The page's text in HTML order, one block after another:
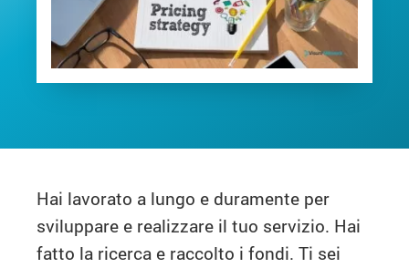
Hai lavorato a lungo e duramente per
sviluppare e realizzare il tuo servizio. Hai
fatto la ricerca e raccolto i fondi. Ti sei